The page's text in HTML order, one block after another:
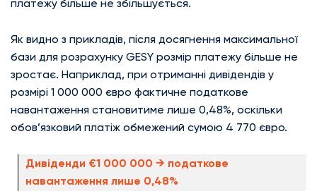
платежу більше не збільшується.
Як видно з прикладів, після досягнення максимальної
бази для розрахунку GESY розмір платежу більше не
зростає. Наприклад, при отриманні дивідендів у
розмірі 1 000 000 євро фактичне податкове
навантаження становитиме лише 0,48%, оскільки
обов’язковий платіж обмежений сумою 4 770 євро.
Дивіденди €1 000 000 → податкове
навантаження лише 0,48%